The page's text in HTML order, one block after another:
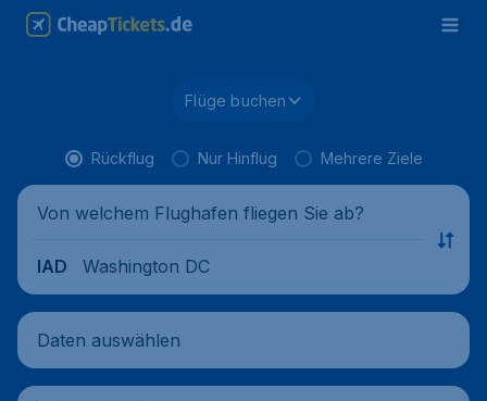
Flüge buchen
Rückflug Nur Hinflug Mehrere Ziele
Von welchem Flughafen fliegen Sie ab?
IAD Washington DC
Daten auswählen